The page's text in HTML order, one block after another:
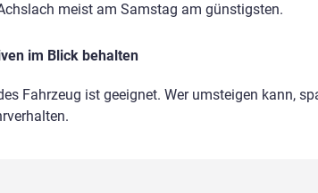
meist am Samstag am günstigsten.
im Blick behalten
Fahrzeug ist geeignet. Wer umsteigen kann,